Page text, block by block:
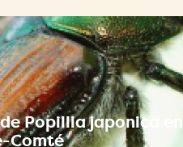
Popillia japonica en
Comté